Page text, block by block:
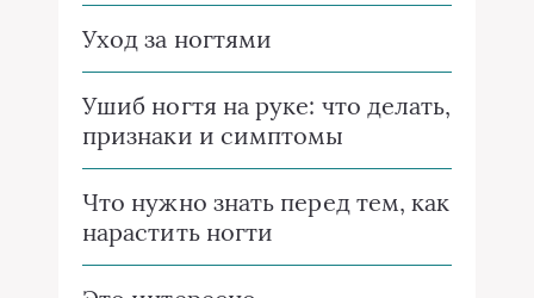
Уход за ногтями
Ушиб ногтя на руке: что делать,
признаки и симптомы
Что нужно знать перед тем, как
нарастить ногти